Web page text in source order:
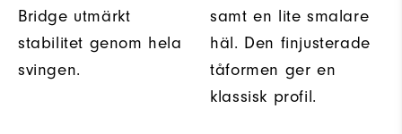
Bridge utmärkt
stabilitet genom hela
svingen.
samt en lite smalare
häl. Den finjusterade
tåformen ger en
klassisk profil.